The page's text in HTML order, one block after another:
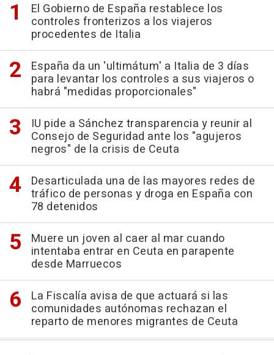
El Gobierno de España restablece los
controles fronterizos a los viajeros
procedentes de Italia
España da un 'ultimátum' a Italia de 3 días
para levantar los controles a sus viajeros o
habrá "medidas proporcionales"
IU pide a Sánchez transparencia y reunir al
Consejo de Seguridad ante los "agujeros
negros" de la crisis de Ceuta
Desarticulada una de las mayores redes de
tráfico de personas y droga en España con
78 detenidos
Muere un joven al caer al mar cuando
intentaba entrar en Ceuta en parapente
desde Marruecos
La Fiscalía avisa de que actuará si las
comunidades autónomas rechazan el
reparto de menores migrantes de Ceuta